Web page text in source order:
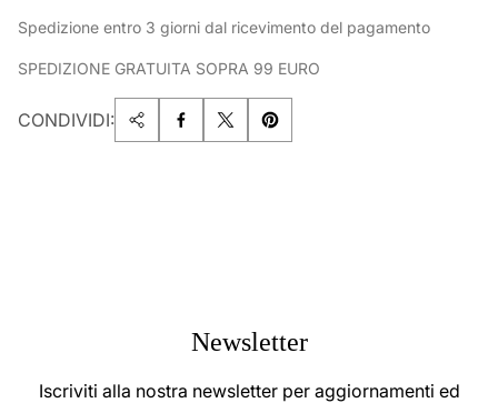
Spedizione entro 3 giorni dal ricevimento del pagamento
SPEDIZIONE GRATUITA SOPRA 99 EURO
CONDIVIDI:
Newsletter
Iscriviti alla nostra newsletter per aggiornamenti ed